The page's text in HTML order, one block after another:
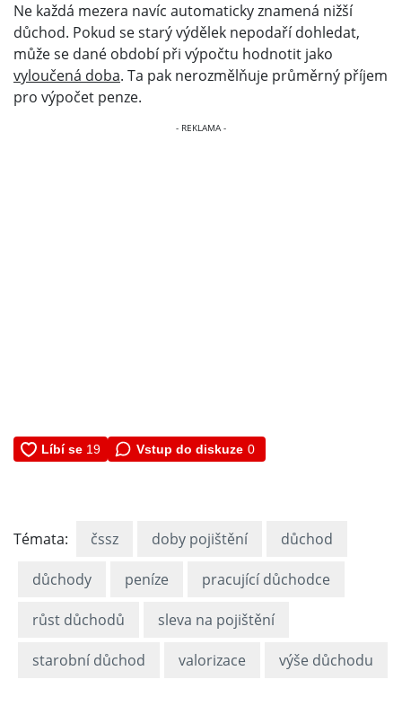
Ne každá mezera navíc automaticky znamená nižší
důchod. Pokud se starý výdělek nepodaří dohledat,
může se dané období při výpočtu hodnotit jako
vyloučená doba. Ta pak nerozmělňuje průměrný příjem
pro výpočet penze.
Vstup do diskuze 0
Témata: čssz doby pojištění důchod
důchody peníze pracující důchodce
růst důchodů sleva na pojištění
starobní důchod valorizace výše důchodu